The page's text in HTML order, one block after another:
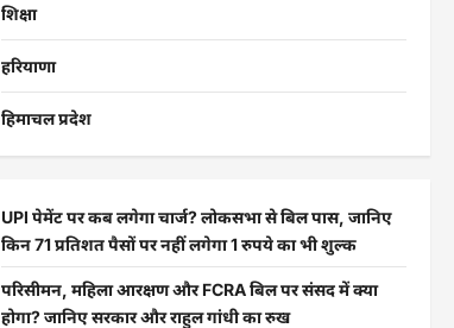
शिक्षा
हरियाणा
हिमाचल प्रदेश
UPI पेमेंट पर कब लगेगा चार्ज? लोकसभा से बिल पास, जानिए
किन 71 प्रतिशत पैसों पर नहीं लगेगा 1 रुपये का भी शुल्क
परिसीमन, महिला आरक्षण और FCRA बिल पर संसद में क्या
होगा? जानिए सरकार और राहुल गांधी का रुख